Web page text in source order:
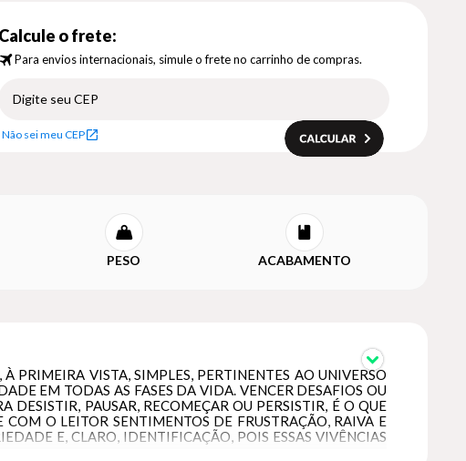
Calcule o frete:
Para envios internacionais, simule o frete no carrinho de compras.
Não sei meu CEP
PESO ACABAMENTO
PRIMEIRA VISTA, SIMPLES, PERTINENTES AO UNIVERSO
EM TODAS AS FASES DA VIDA. VENCER DESAFIOS OU
DESISTIR, PAUSAR, RECOMEÇAR OU PERSISTIR, É O QUE
O LEITOR SENTIMENTOS DE FRUSTRAÇÃO, RAIVA E
E, CLARO, IDENTIFICAÇÃO, POIS ESSAS VIVÊNCIAS